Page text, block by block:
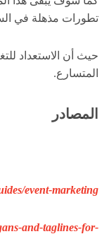
تطورات مذهلة في
حيث أن الاستعداد
المتسارع.
المصادر
event-marketing/
and-taglines-for-